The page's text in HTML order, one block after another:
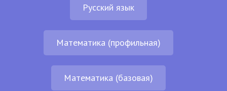
Русский язык
Математика (профильная)
Математика (базовая)